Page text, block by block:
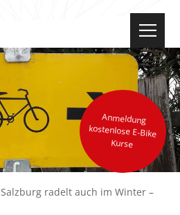
Anmeldung
kostenlose E-Bike
Kurse
Salzburg radelt auch im Winter –